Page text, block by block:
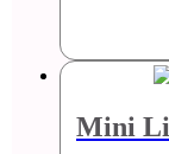
Mini